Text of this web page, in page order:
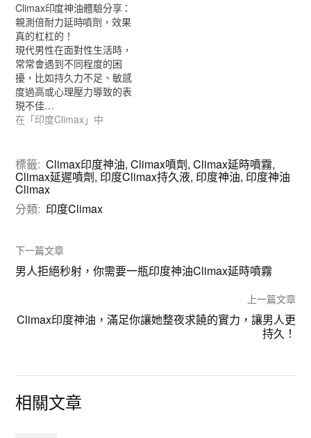
Climax印度神油體驗分享：
親測倍耐力延時噴劑，效果
真的杠杠的！
現代男性在面對性生活時，
常常會遇到不同程度的困
擾，比如持久力不足、敏感
度過高或心理壓力導致的表
現不佳…
在「印度Climax」中
標籤: Climax印度神油,Climax噴劑,Climax延時噴霧,
Climax延遲噴劑, 印度Climax持久液, 印度神油, 印度神油
Climax
分類: 印度Climax
下一篇文章
男人拒絕秒射，你需要一瓶印度神油Climax延時噴霧
上一篇文章
Climax印度神油，滿足你讓她整夜求饒的實力，讓男人更
持久！
相關文章